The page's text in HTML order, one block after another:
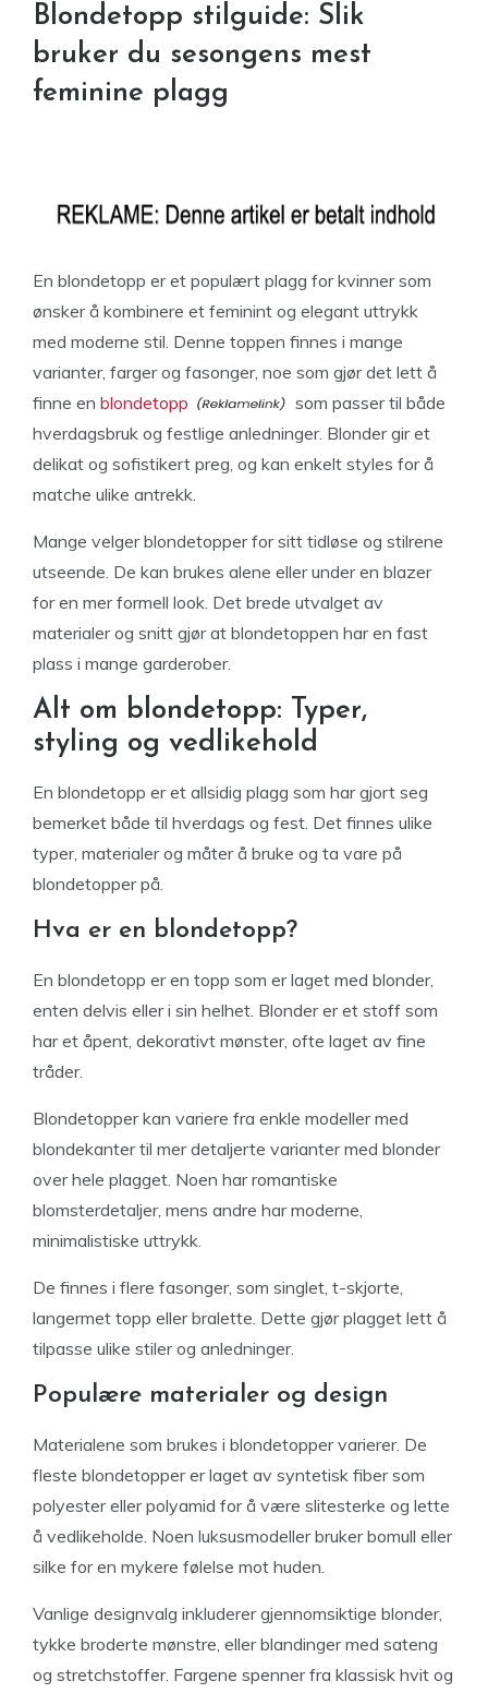
Blondetopp stilguide: Slik
bruker du sesongens mest
feminine plagg
En blondetopp er et populært plagg for kvinner som
ønsker å kombinere et feminint og elegant uttrykk
med moderne stil. Denne toppen finnes i mange
varianter, farger og fasonger, noe som gjør det lett å
finne en blondetopp
som passer til både
hverdagsbruk og festlige anledninger. Blonder gir et
delikat og sofistikert preg, og kan enkelt styles for å
matche ulike antrekk.
Mange velger blondetopper for sitt tidløse og stilrene
utseende. De kan brukes alene eller under en blazer
for en mer formell look. Det brede utvalget av
materialer og snitt gjør at blondetoppen har en fast
plass i mange garderober.
Alt om blondetopp: Typer,
styling og vedlikehold
En blondetopp er et allsidig plagg som har gjort seg
bemerket både til hverdags og fest. Det finnes ulike
typer, materialer og måter å bruke og ta vare på
blondetopper på.
Hva er en blondetopp?
En blondetopp er en topp som er laget med blonder,
enten delvis eller i sin helhet. Blonder er et stoff som
har et åpent, dekorativt mønster, ofte laget av fine
tråder.
Blondetopper kan variere fra enkle modeller med
blondekanter til mer detaljerte varianter med blonder
over hele plagget. Noen har romantiske
blomsterdetaljer, mens andre har moderne,
minimalistiske uttrykk.
De finnes i flere fasonger, som singlet, t-skjorte,
langermet topp eller bralette. Dette gjør plagget lett å
tilpasse ulike stiler og anledninger.
Populære materialer og design
Materialene som brukes i blondetopper varierer. De
fleste blondetopper er laget av syntetisk fiber som
polyester eller polyamid for å være slitesterke og lette
å vedlikeholde. Noen luksusmodeller bruker bomull eller
silke for en mykere følelse mot huden.
Vanlige designvalg inkluderer gjennomsiktige blonder,
tykke broderte mønstre, eller blandinger med sateng
og stretchstoffer. Fargene spenner fra klassisk hvit og